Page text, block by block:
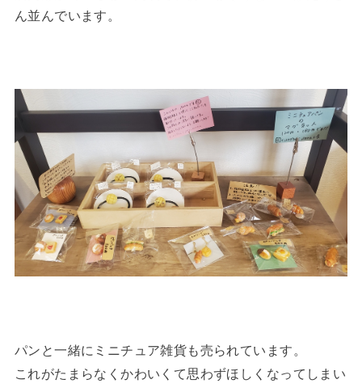
ん並んでいます。
パンと一緒にミニチュア雑貨も売られています。
これがたまらなくかわいくて思わずほしくなってしまい